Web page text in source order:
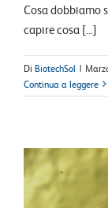
Cosa dobbiamo
capire cosa [...]
Di BiotechSol |
Continua a leggere